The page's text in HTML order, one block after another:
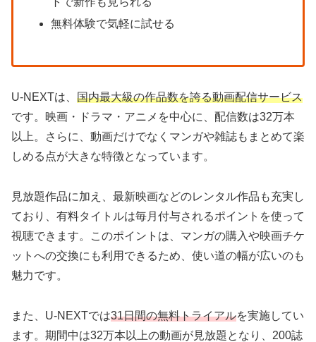
無料体験で気軽に試せる
U-NEXTは、 国内最大級の作品数を誇る動画配信サービス
です。映画・ドラマ・アニメを中心に、配信数は32万本
以上。さらに、動画だけでなくマンガや雑誌もまとめて楽
しめる点が大きな特徴となっています。
見放題作品に加え、最新映画などのレンタル作品も充実し
ており、有料タイトルは毎月付与されるポイントを使って
視聴できます。このポイントは、マンガの購入や映画チケ
ットへの交換にも利用できるため、使い道の幅が広いのも
魅力です。
また、U-NEXTでは31日間の無料トライアルを実施してい
ます。期間中は32万本以上の動画が見放題となり、200誌